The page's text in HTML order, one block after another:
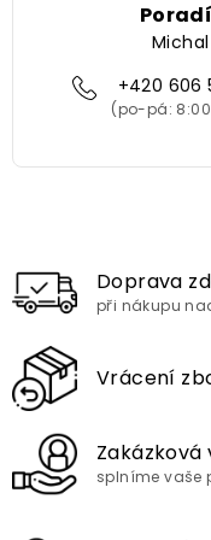
+420 606
Doprava
při nákupu
Vrácení
Zakázková
splníme vaše